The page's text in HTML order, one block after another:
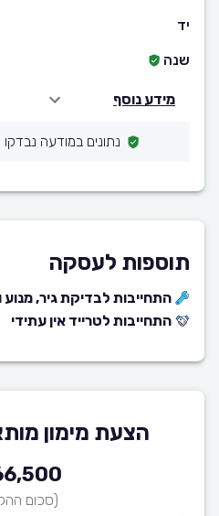
יד
שנה
מידע נוסף
נתונים במודעה
תוספות לעסקה
התחייבות לבדיקת גיר, מנוע
התחייבות לטרייד אין עתידי
הצעת מימון
₪
(סכום